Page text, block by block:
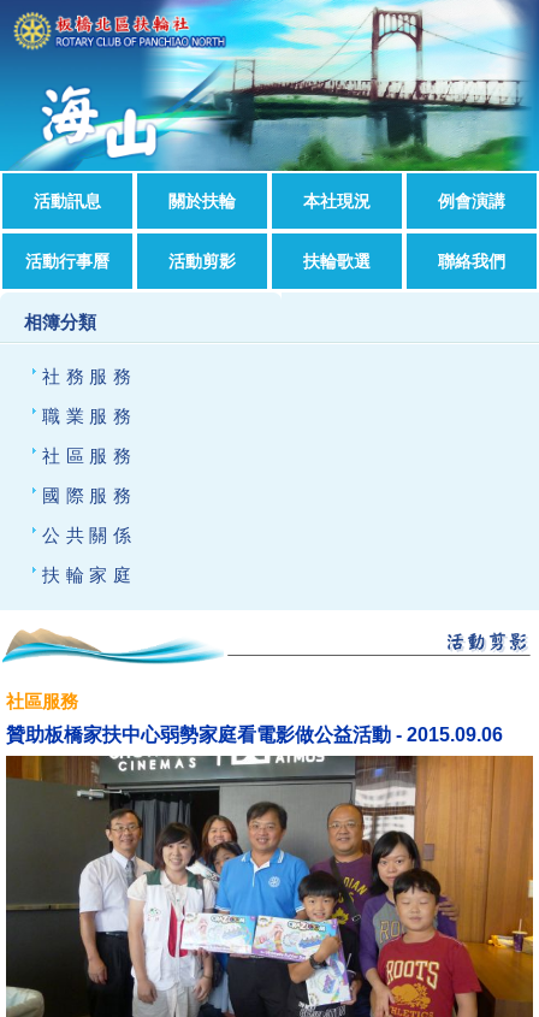
活動訊息 關於扶輪 本社現況 例會演講
活動行事曆 活動剪影 扶輪歌選 聯絡我們
相簿分類
社務服務
職業服務
社區服務
國際服務
公共關係
扶輪家庭
社區服務
贊助板橋家扶中心弱勢家庭看電影做公益活動 - 2015.09.06